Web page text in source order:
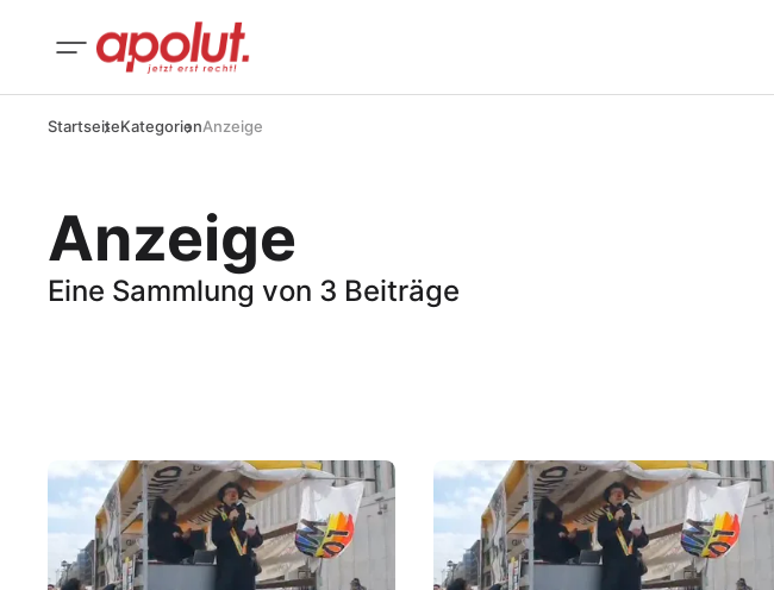
StartseiteKategorienAnzeige
Anzeige
Eine Sammlung von 3 Beiträge